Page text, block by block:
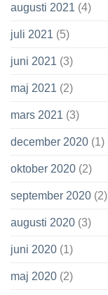
augusti 2021 (4)
juli 2021 (5)
juni 2021 (3)
maj 2021 (2)
mars 2021 (3)
december 2020 (1)
oktober 2020 (2)
september 2020 (2)
augusti 2020 (3)
juni 2020 (1)
maj 2020 (2)